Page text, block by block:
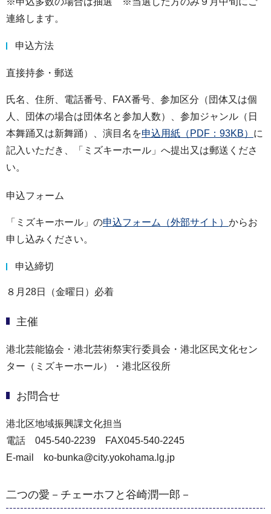
連絡します。
申込方法
直接持参・郵送
氏名、住所、電話番号、FAX番号、参加区分（団体又は個
人、団体の場合は団体名と参加人数）、参加ジャンル（日
本舞踊又は新舞踊）、演目名を申込用紙（PDF：93KB） に
記入いただき、「ミズキーホール」へ提出又は郵送くださ
い。
申込フォーム
「ミズキーホール」の申込フォーム（外部サイト） からお
申し込みください。
申込締切
８月28日（金曜日）必着
主催
港北芸能協会・港北芸術祭実行委員会・港北区民文化セン
ター（ミズキーホール）・港北区役所
お問合せ
港北区地域振興課文化担当
電話 045-540-2239 FAX045-540-2245
E-mail ko-bunka@city.yokohama.lg.jp
二つの愛－チェーホフと谷崎潤一郎－